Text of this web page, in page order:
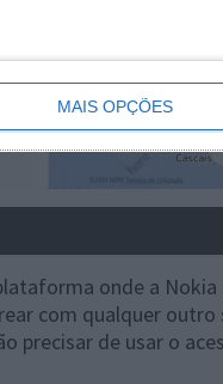
MAIS OPÇÕES
onde a
com qualquer
precisar de usar o